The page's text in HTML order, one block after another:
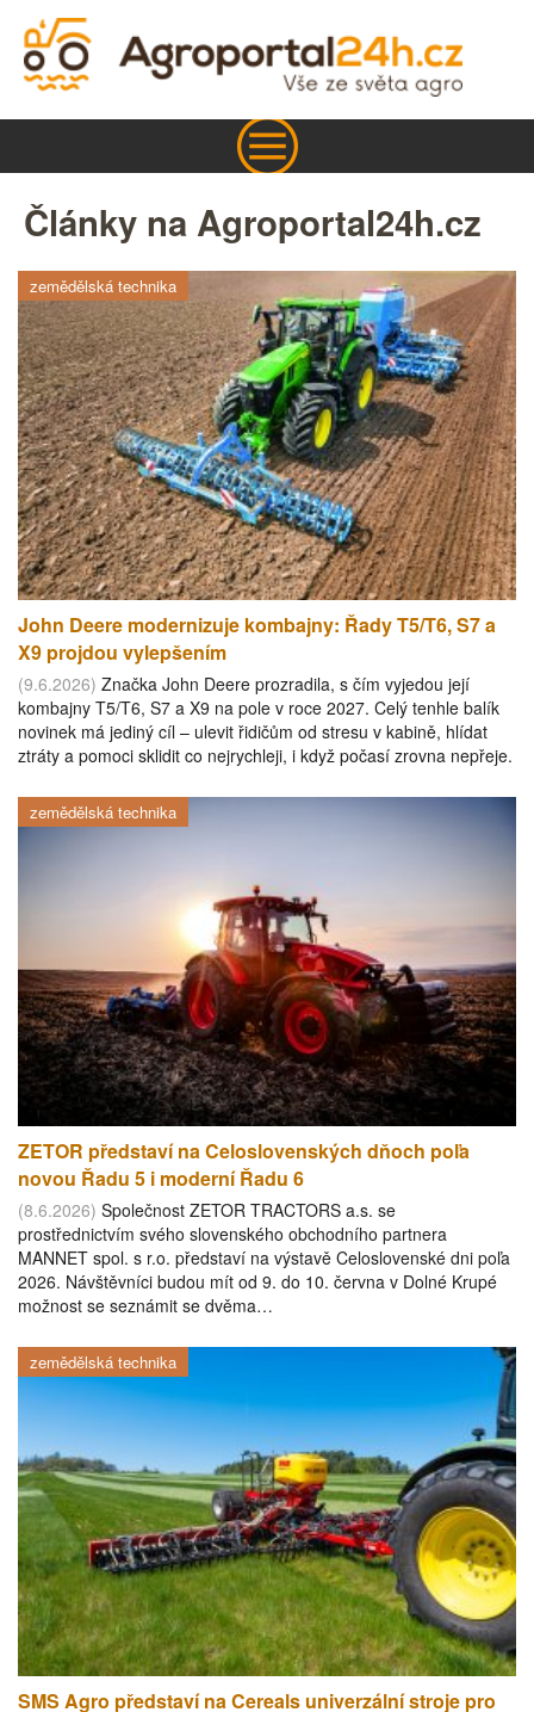
Články na Agroportal24h.cz
zemědělská technika
John Deere modernizuje kombajny: Řady T5/T6, S7 a
X9 projdou vylepšením
(9.6.2026) Značka John Deere prozradila, s čím vyjedou její
kombajny T5/T6, S7 a X9 na pole v roce 2027. Celý tenhle balík
novinek má jediný cíl – ulevit řidičům od stresu v kabině, hlídat
ztráty a pomoci sklidit co nejrychleji, i když počasí zrovna nepřeje.
zemědělská technika
ZETOR představí na Celoslovenských dňoch poľa
novou Řadu 5 i moderní Řadu 6
(8.6.2026) Společnost ZETOR TRACTORS a.s. se
prostřednictvím svého slovenského obchodního partnera
MANNET spol. s r.o. představí na výstavě Celoslovenské dni poľa
2026. Návštěvníci budou mít od 9. do 10. června v Dolné Krupé
možnost se seznámit se dvěma…
zemědělská technika
SMS Agro představí na Cereals univerzální stroje pro